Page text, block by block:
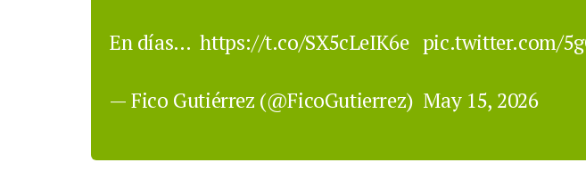
En días… https://t.co/SX5cLeIK6e pic.twitter.com/
— Fico Gutiérrez (@FicoGutierrez) May 15, 2026